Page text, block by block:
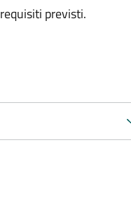
previsti.